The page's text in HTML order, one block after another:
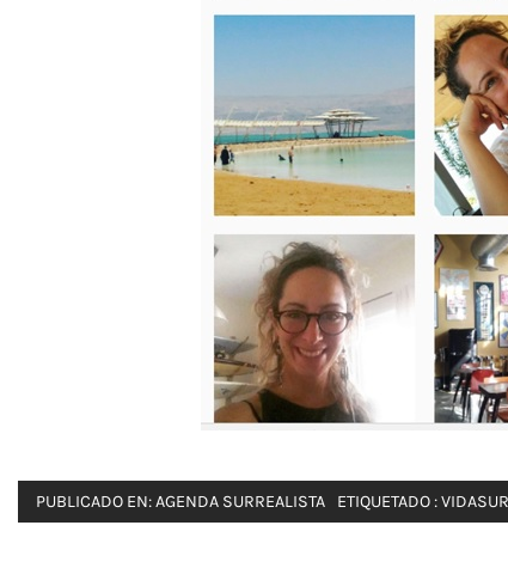
PUBLICADO EN:AGENDA SURREALISTA ETIQUETADO :